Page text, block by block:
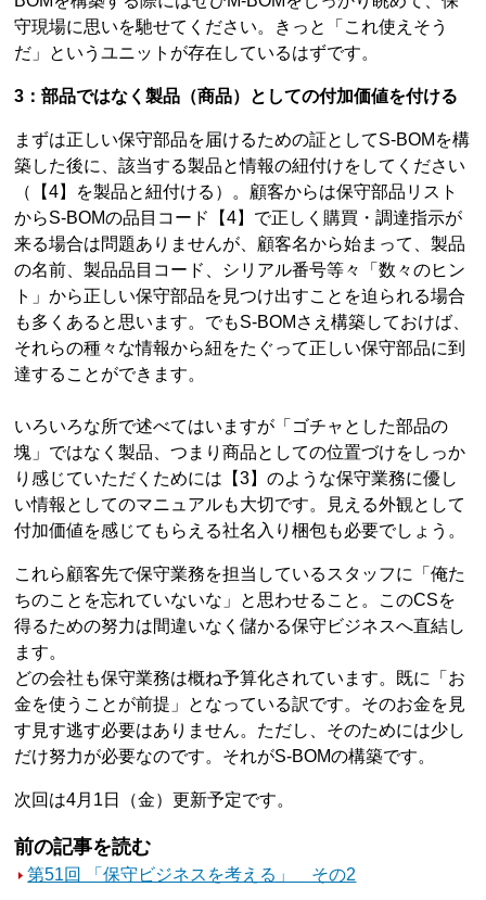
守現場に思いを馳せてください。きっと「これ使えそう
だ」というユニットが存在しているはずです。
3：部品ではなく製品（商品）としての付加価値を付ける
まずは正しい保守部品を届けるための証としてS-BOMを構
築した後に、該当する製品と情報の紐付けをしてください
（【4】を製品と紐付ける）。顧客からは保守部品リスト
からS-BOMの品目コード【4】で正しく購買・調達指示が
来る場合は問題ありませんが、顧客名から始まって、製品
の名前、製品品目コード、シリアル番号等々「数々のヒン
ト」から正しい保守部品を見つけ出すことを迫られる場合
も多くあると思います。でもS-BOMさえ構築しておけば、
それらの種々な情報から紐をたぐって正しい保守部品に到
達することができます。
いろいろな所で述べてはいますが「ゴチャとした部品の
塊」ではなく製品、つまり商品としての位置づけをしっか
り感じていただくためには【3】のような保守業務に優し
い情報としてのマニュアルも大切です。見える外観として
付加価値を感じてもらえる社名入り梱包も必要でしょう。
これら顧客先で保守業務を担当しているスタッフに「俺た
ちのことを忘れていないな」と思わせること。このCSを
得るための努力は間違いなく儲かる保守ビジネスへ直結し
ます。
どの会社も保守業務は概ね予算化されています。既に「お
金を使うことが前提」となっている訳です。そのお金を見
す見す逃す必要はありません。ただし、そのためには少し
だけ努力が必要なのです。それがS-BOMの構築です。
次回は4月1日（金）更新予定です。
前の記事を読む
第51回 「保守ビジネスを考える」 その2